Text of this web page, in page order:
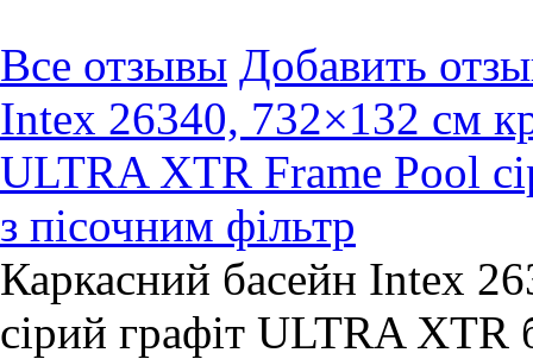
Все отзывы Добавить
Intex 26340, 732×132 см
ULTRA XTR Frame Pool
з пісочним фільтр
Каркасний басейн Intex
сірий графіт ULTRA XTR